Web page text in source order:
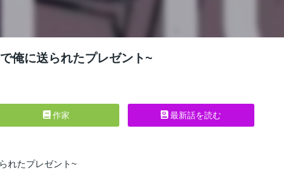
俺に送られたプレゼント~
作家 最新話を読む
れたプレゼント~